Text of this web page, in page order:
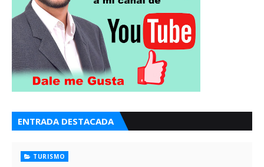
ENTRADA DESTACADA
TURISMO